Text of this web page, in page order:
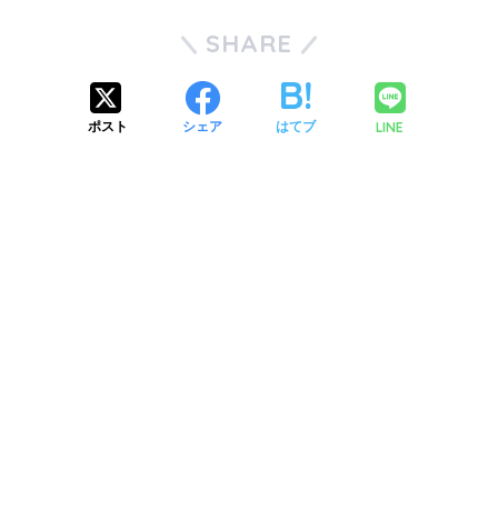
SHARE
ポスト シェア はてブ LINE